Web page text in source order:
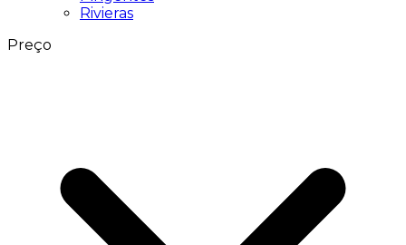
Rivieras
Preço